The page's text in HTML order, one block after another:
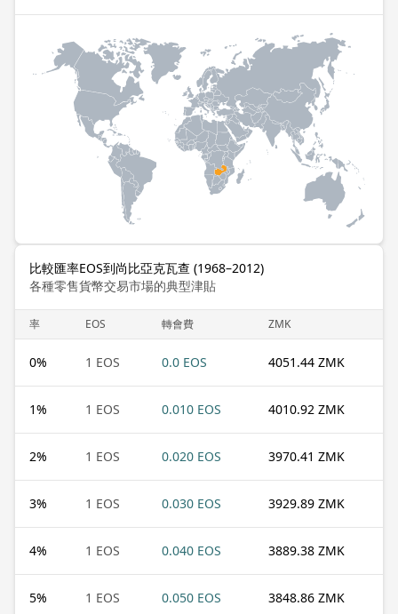
比較匯率EOS到尚比亞克瓦查 (1968–2012)
各種零售貨幣交易市場的典型津貼
率 EOS 轉會費 ZMK
0% 1 EOS 0.0 EOS 4051.44 ZMK
1% 1 EOS 0.010 EOS 4010.92 ZMK
2% 1 EOS 0.020 EOS 3970.41 ZMK
3% 1 EOS 0.030 EOS 3929.89 ZMK
4% 1 EOS 0.040 EOS 3889.38 ZMK
5% 1 EOS 0.050 EOS 3848.86 ZMK